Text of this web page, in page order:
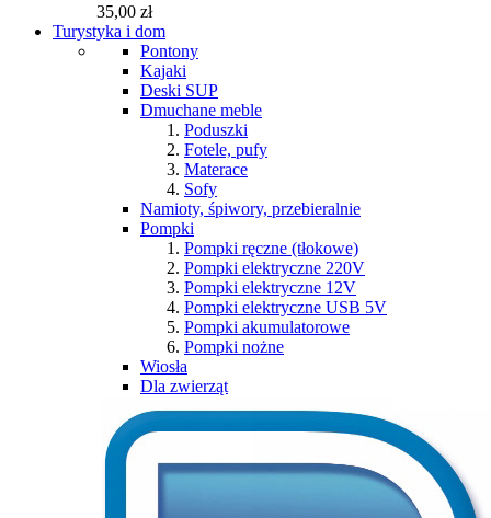
35,00 zł
Turystyka i dom
Pontony
Kajaki
Deski SUP
Dmuchane meble
Poduszki
Fotele, pufy
Materace
Sofy
Namioty, śpiwory, przebieralnie
Pompki
Pompki ręczne (tłokowe)
Pompki elektryczne 220V
Pompki elektryczne 12V
Pompki elektryczne USB 5V
Pompki akumulatorowe
Pompki nożne
Wiosła
Dla zwierząt